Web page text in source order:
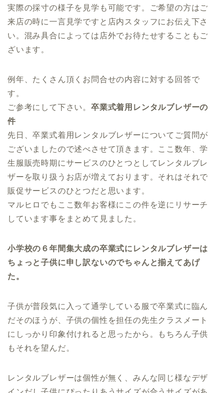
実際の採寸の様子を見学も可能です。ご希望の方はご
来店の時に一言見学ですと店内スタッフにお伝え下さ
い。混み具合によっては店外でお待たせすることもご
ざいます。
例年、たくさん頂くお問合せの内容に対する回答で
す。
ご参考にして下さい。 卒業式着用レンタルブレザーの
件
先日、卒業式着用レンタルブレザーについてご質問が
ございましたので述べさせて頂きます。ここ数年、学
生服販売時期にサービスのひとつとしてレンタルブレ
ザーを取り扱うお店が増えております。それはそれで
販促サービスのひとつだと思います。
マルヒロでもここ数年お客様にこの件を逆にリサーチ
しています事をまとめて見ました。
小学校の６年間集大成の卒業式にレンタルブレザーは
ちょっと子供に申し訳ないのでちゃんと揃えてあげ
た。
子供が普段気に入って通学している服で卒業式に臨ん
だそのほうが、子供の個性を担任の先生クラスメート
にしっかり印象付けれると思ったから。もちろん子供
もそれを望んだ。
レンタルブレザーは個性が無く、みんな同じ様なデザ